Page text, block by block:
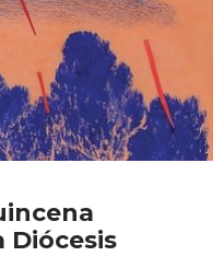
Diócesis